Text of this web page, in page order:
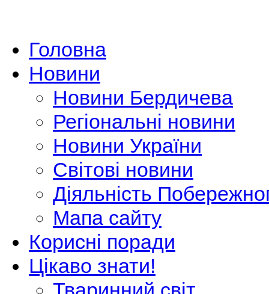
Головна
Новини
Новини Бердичева
Регіональні новини
Новини України
Світові новини
Діяльність
Мапа сайту
Корисні поради
Цікаво знати!